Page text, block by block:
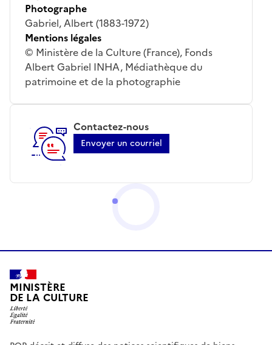
Photographe
Gabriel, Albert (1883-1972)
Mentions légales
© Ministère de la Culture (France), Fonds
Albert Gabriel INHA, Médiathèque du
patrimoine et de la photographie
Contactez-nous
Envoyer un courriel
MINISTÈRE
DE LA CULTURE